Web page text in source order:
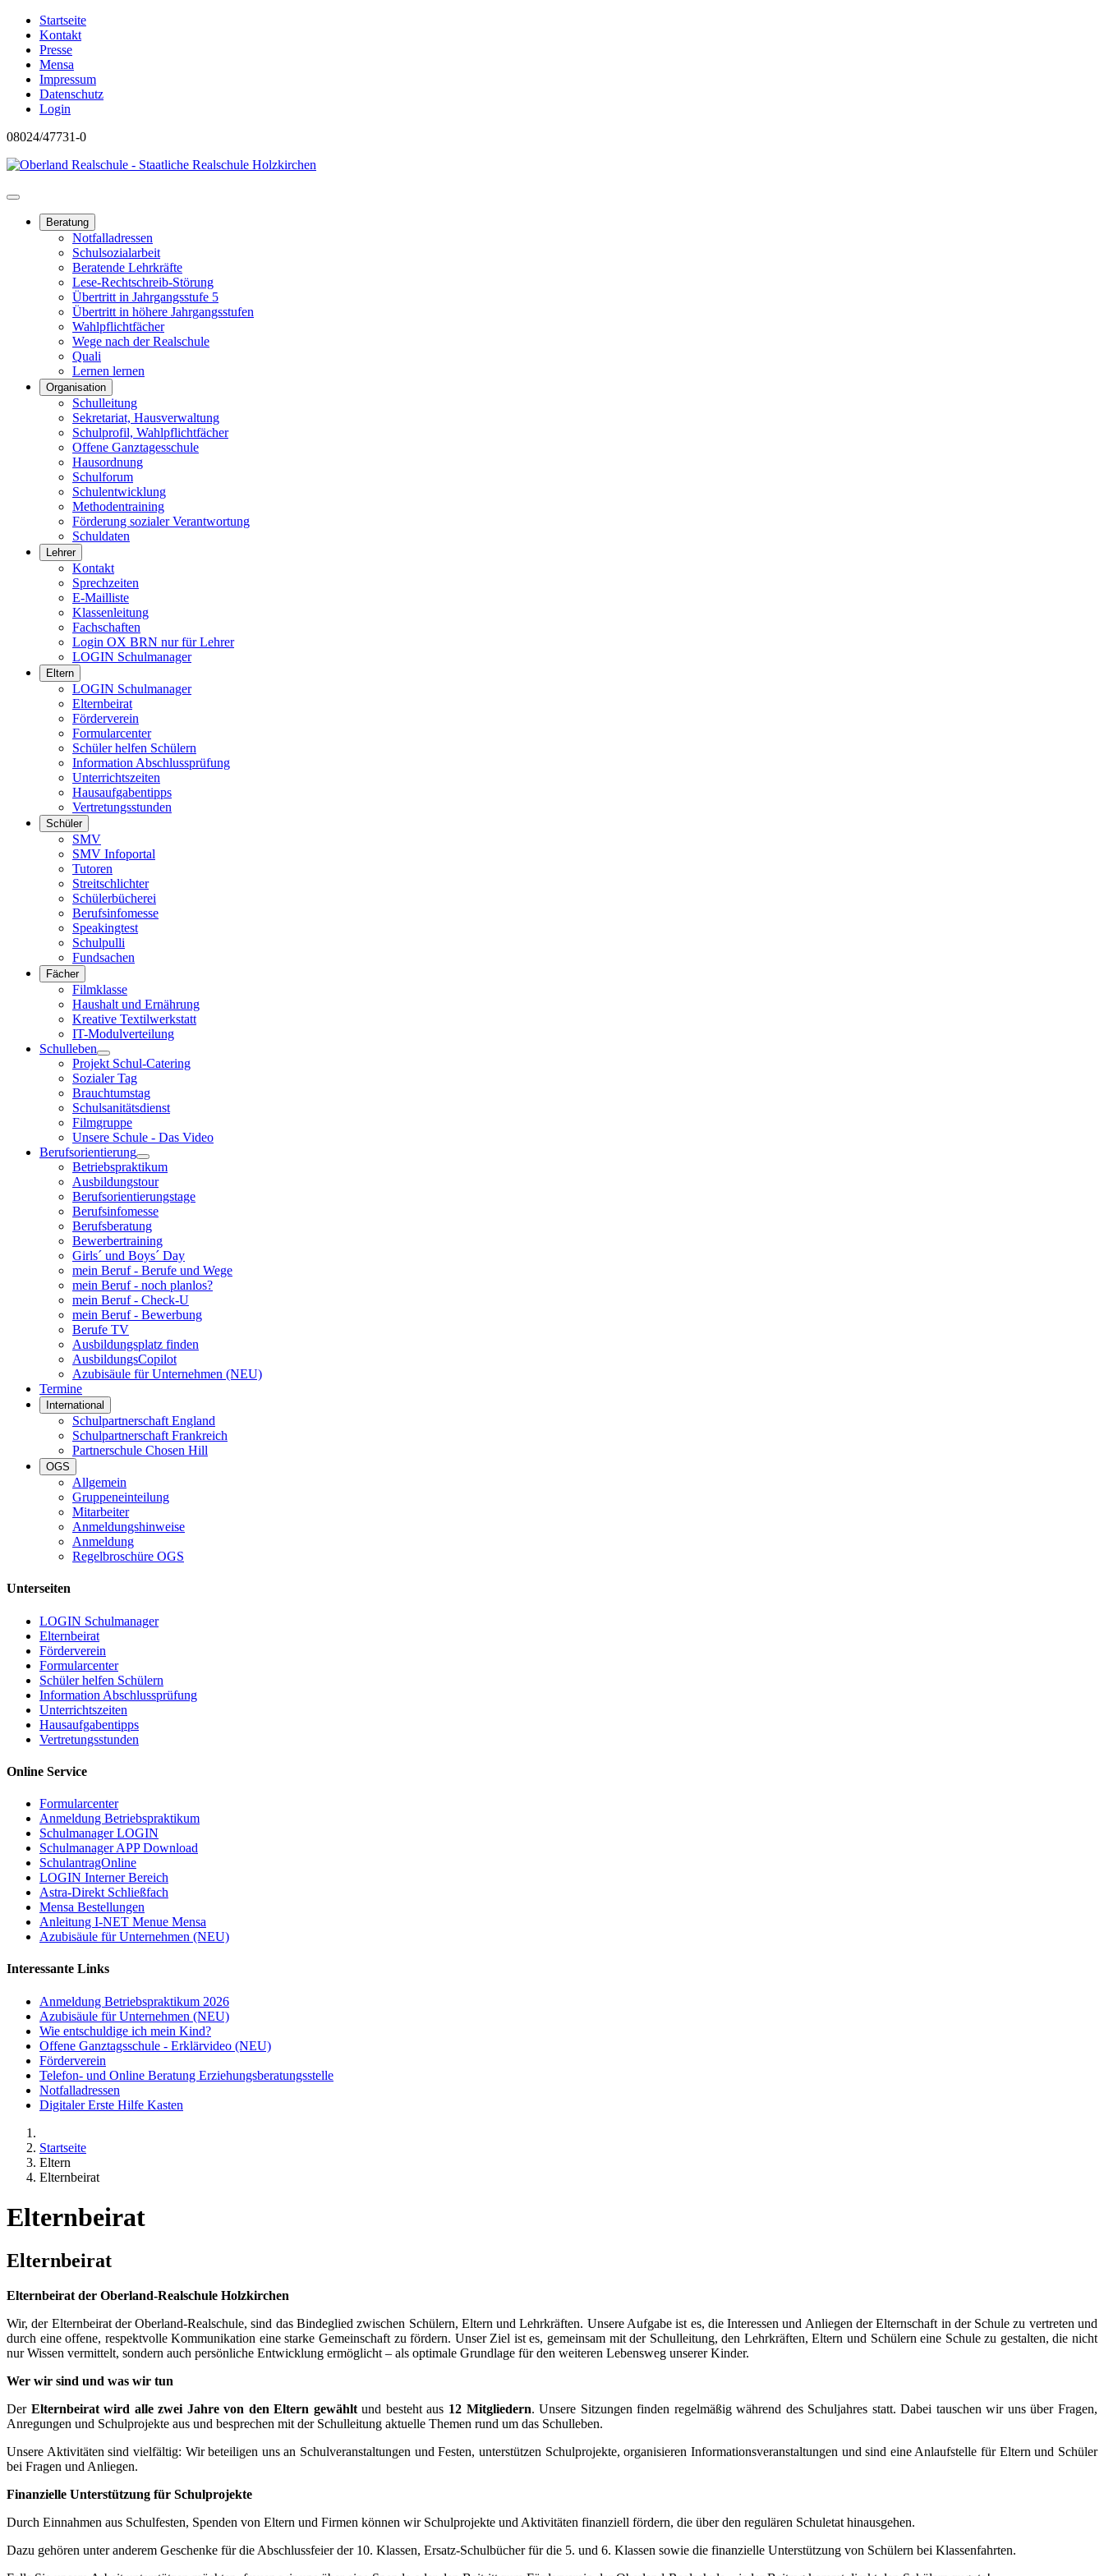
Startseite
Kontakt
Presse
Mensa
Impressum
Datenschutz
Login
08024/47731-0
Beratung
Notfalladressen
Schulsozialarbeit
Beratende Lehrkräfte
Lese-Rechtschreib-Störung
Übertritt in Jahrgangsstufe 5
Übertritt in höhere Jahrgangsstufen
Wahlpflichtfächer
Wege nach der Realschule
Quali
Lernen lernen
Organisation
Schulleitung
Sekretariat, Hausverwaltung
Schulprofil, Wahlpflichtfächer
Offene Ganztagesschule
Hausordnung
Schulforum
Schulentwicklung
Methodentraining
Förderung sozialer Verantwortung
Schuldaten
Lehrer
Kontakt
Sprechzeiten
E-Mailliste
Klassenleitung
Fachschaften
Login OX BRN nur für Lehrer
LOGIN Schulmanager
Eltern
LOGIN Schulmanager
Elternbeirat
Förderverein
Formularcenter
Schüler helfen Schülern
Information Abschlussprüfung
Unterrichtszeiten
Hausaufgabentipps
Vertretungsstunden
Schüler
SMV
SMV Infoportal
Tutoren
Streitschlichter
Schülerbücherei
Berufsinfomesse
Speakingtest
Schulpulli
Fundsachen
Fächer
Filmklasse
Haushalt und Ernährung
Kreative Textilwerkstatt
IT-Modulverteilung
Schulleben
Projekt Schul-Catering
Sozialer Tag
Brauchtumstag
Schulsanitätsdienst
Filmgruppe
Unsere Schule - Das Video
Berufsorientierung
Betriebspraktikum
Ausbildungstour
Berufsorientierungstage
Berufsinfomesse
Berufsberatung
Bewerbertraining
Girls´ und Boys´ Day
mein Beruf - Berufe und Wege
mein Beruf - noch planlos?
mein Beruf - Check-U
mein Beruf - Bewerbung
Berufe TV
Ausbildungsplatz finden
AusbildungsCopilot
Azubisäule für Unternehmen (NEU)
Termine
International
Schulpartnerschaft England
Schulpartnerschaft Frankreich
Partnerschule Chosen Hill
OGS
Allgemein
Gruppeneinteilung
Mitarbeiter
Anmeldungshinweise
Anmeldung
Regelbroschüre OGS
Unterseiten
LOGIN Schulmanager
Elternbeirat
Förderverein
Formularcenter
Schüler helfen Schülern
Information Abschlussprüfung
Unterrichtszeiten
Hausaufgabentipps
Vertretungsstunden
Online Service
Formularcenter
Anmeldung Betriebspraktikum
Schulmanager LOGIN
Schulmanager APP Download
SchulantragOnline
LOGIN Interner Bereich
Astra-Direkt Schließfach
Mensa Bestellungen
Anleitung I-NET Menue Mensa
Azubisäule für Unternehmen (NEU)
Interessante Links
Anmeldung Betriebspraktikum 2026
Azubisäule für Unternehmen (NEU)
Wie entschuldige ich mein Kind?
Offene Ganztagsschule - Erklärvideo (NEU)
Förderverein
Telefon- und Online Beratung Erziehungsberatungsstelle
Notfalladressen
Digitaler Erste Hilfe Kasten
Startseite
Eltern
Elternbeirat
Elternbeirat
Elternbeirat
Elternbeirat der Oberland-Realschule Holzkirchen
Wir, der Elternbeirat der Oberland-Realschule, sind das Bindeglied zwischen Schülern, Eltern und Lehrkräften. Unsere Aufgabe ist es, die Interessen und Anliegen der Elternschaft in der Schule zu vertreten und
durch eine offene, respektvolle Kommunikation eine starke Gemeinschaft zu fördern. Unser Ziel ist es, gemeinsam mit der Schulleitung, den Lehrkräften, Eltern und Schülern eine Schule zu gestalten, die nicht
nur Wissen vermittelt, sondern auch persönliche Entwicklung ermöglicht – als optimale Grundlage für den weiteren Lebensweg unserer Kinder.
Wer wir sind und was wir tun
Der Elternbeirat wird alle zwei Jahre von den Eltern gewähltund besteht aus 12 Mitgliedern. Unsere Sitzungen finden regelmäßig während des Schuljahres statt. Dabei tauschen wir uns über Fragen,
Anregungen und Schulprojekte aus und besprechen mit der Schulleitung aktuelle Themen rund um das Schulleben.
Unsere Aktivitäten sind vielfältig: Wir beteiligen uns an Schulveranstaltungen und Festen, unterstützen Schulprojekte, organisieren Informationsveranstaltungen und sind eine Anlaufstelle für Eltern und Schüler
bei Fragen und Anliegen.
Finanzielle Unterstützung für Schulprojekte
Durch Einnahmen aus Schulfesten, Spenden von Eltern und Firmen können wir Schulprojekte und Aktivitäten finanziell fördern, die über den regulären Schuletat hinausgehen.
Dazu gehören unter anderem Geschenke für die Abschlussfeier der 10. Klassen, Ersatz-Schulbücher für die 5. und 6. Klassen sowie die finanzielle Unterstützung von Schülern bei Klassenfahrten.